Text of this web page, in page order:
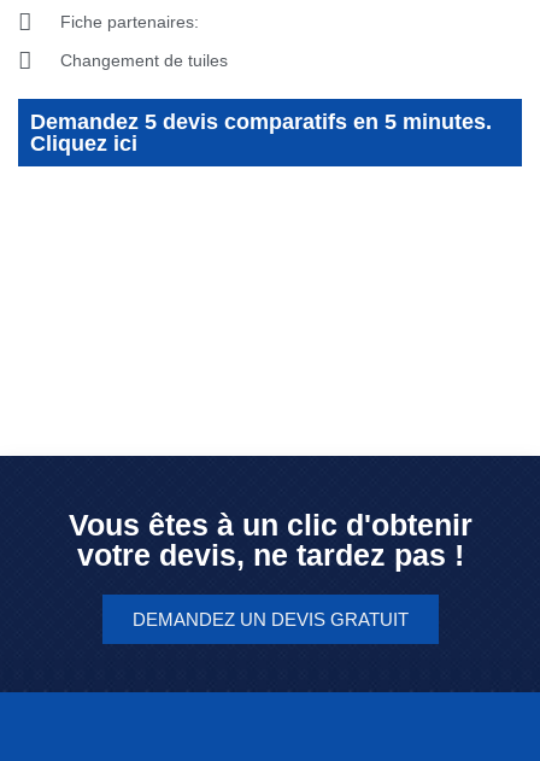
Fiche partenaires:
Changement de tuiles
Demandez 5 devis comparatifs en 5 minutes.
Cliquez ici
Vous êtes à un clic d'obtenir
votre devis, ne tardez pas !
DEMANDEZ UN DEVIS GRATUIT